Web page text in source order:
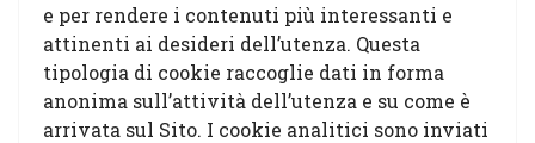
e per rendere i contenuti più interessanti e
attinenti ai desideri dell’utenza. Questa
tipologia di cookie raccoglie dati in forma
anonima sull’attività dell’utenza e su come è
arrivata sul Sito. I cookie analitici sono inviati